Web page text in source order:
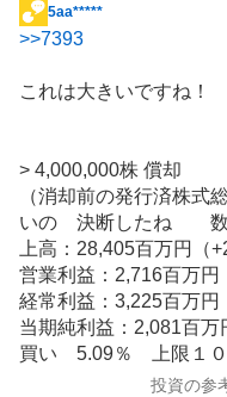
掲
示
記
5aa*****
>>7393
これは大きいですね！
> 4,000,000株 償却
（消却前の発行済株式
いの 決断したね
上高：28,405百万円（
営業利益：2,716百万円
経常利益：3,225百万円
当期純利益：2,081百
買い 5.09％ 上限１
投資の参